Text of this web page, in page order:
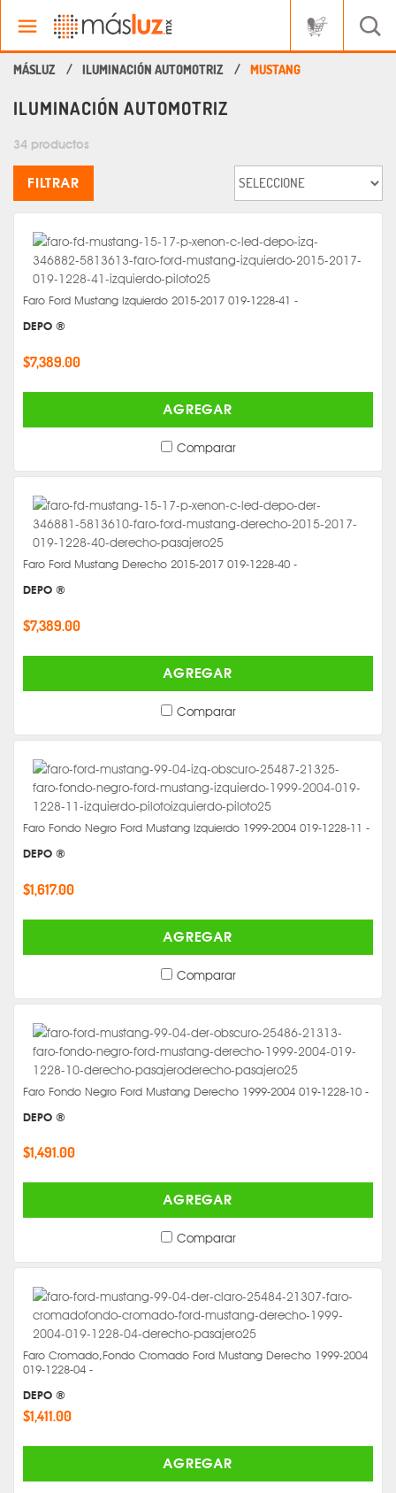
ILUMINACIÓN AUTOMOTRIZ MUSTANG
ILUMINACIÓN AUTOMOTRIZ
34 productos
FILTRAR
Faro Ford Mustang Izquierdo 2015-2017 019-1228-41 -
DEPO ®
$7,389.00
AGREGAR
Comparar
Faro Ford Mustang Derecho 2015-2017 019-1228-40 -
DEPO ®
$7,389.00
AGREGAR
Comparar
Faro Fondo Negro Ford Mustang Izquierdo 1999-2004 019-1228-11 -
DEPO ®
$1,617.00
AGREGAR
Comparar
Faro Fondo Negro Ford Mustang Derecho 1999-2004 019-1228-10 -
DEPO ®
$1,491.00
AGREGAR
Comparar
Faro Cromado,Fondo Cromado Ford Mustang Derecho 1999-2004
019-1228-04 -
DEPO ®
$1,411.00
AGREGAR